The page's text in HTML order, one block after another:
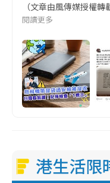
（文章由風傳媒授權
閱讀更多
港生活限